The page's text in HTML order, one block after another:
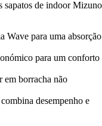
sapatos de indoor Mizuno
Wave para uma absorção
para um conforto
em borracha não
desempenho e